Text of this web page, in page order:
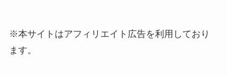
※本サイトはアフィリエイト広告を利用しており
ます。